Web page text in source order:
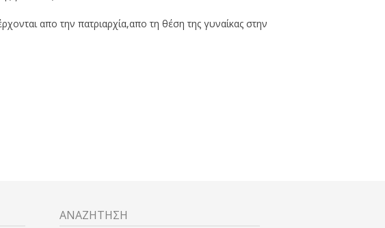
απο την πατριαρχία,απο τη θέση της γυναίκας στην
ΑΝΑΖΗΤΗΣΗ